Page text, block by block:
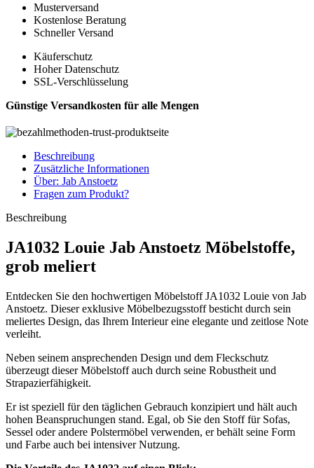
Musterversand
Kostenlose Beratung
Schneller Versand
Käuferschutz
Hoher Datenschutz
SSL-Verschlüsselung
Günstige Versandkosten für alle Mengen
Beschreibung
Zusätzliche Informationen
Über: Jab Anstoetz
Fragen zum Produkt?
Beschreibung
JA1032 Louie Jab Anstoetz Möbelstoffe,
grob meliert
Entdecken Sie den hochwertigen Möbelstoff JA1032 Louie von Jab
Anstoetz. Dieser exklusive Möbelbezugsstoff besticht durch sein
meliertes Design, das Ihrem Interieur eine elegante und zeitlose Note
verleiht.
Neben seinem ansprechenden Design und dem Fleckschutz
überzeugt dieser Möbelstoff auch durch seine Robustheit und
Strapazierfähigkeit.
Er ist speziell für den täglichen Gebrauch konzipiert und hält auch
hohen Beanspruchungen stand. Egal, ob Sie den Stoff für Sofas,
Sessel oder andere Polstermöbel verwenden, er behält seine Form
und Farbe auch bei intensiver Nutzung.